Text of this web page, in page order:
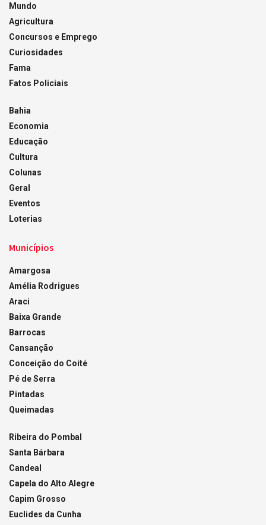
Mundo
Agricultura
Concursos e Emprego
Curiosidades
Fama
Fatos Policiais
Bahia
Economia
Educação
Cultura
Colunas
Geral
Eventos
Loterias
Municípios
Amargosa
Amélia Rodrigues
Araci
Baixa Grande
Barrocas
Cansanção
Conceição do Coité
Pé de Serra
Pintadas
Queimadas
Ribeira do Pombal
Santa Bárbara
Candeal
Capela do Alto Alegre
Capim Grosso
Euclides da Cunha